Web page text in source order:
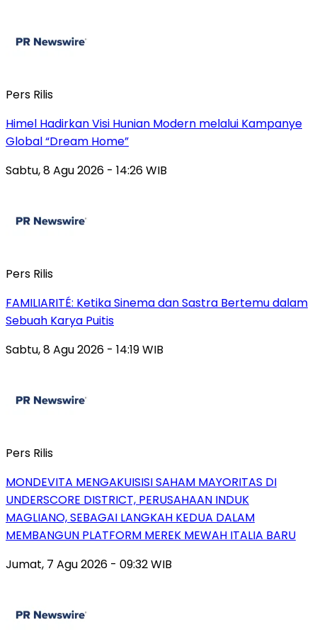
Pers Rilis
Himel Hadirkan Visi Hunian Modern melalui Kampanye
Global “Dream Home”
Sabtu, 8 Agu 2026 - 14:26 WIB
Pers Rilis
FAMILIARITÉ: Ketika Sinema dan Sastra Bertemu dalam
Sebuah Karya Puitis
Sabtu, 8 Agu 2026 - 14:19 WIB
Pers Rilis
MONDEVITA MENGAKUISISI SAHAM MAYORITAS DI
UNDERSCORE DISTRICT, PERUSAHAAN INDUK
MAGLIANO, SEBAGAI LANGKAH KEDUA DALAM
MEMBANGUN PLATFORM MEREK MEWAH ITALIA BARU
Jumat, 7 Agu 2026 - 09:32 WIB